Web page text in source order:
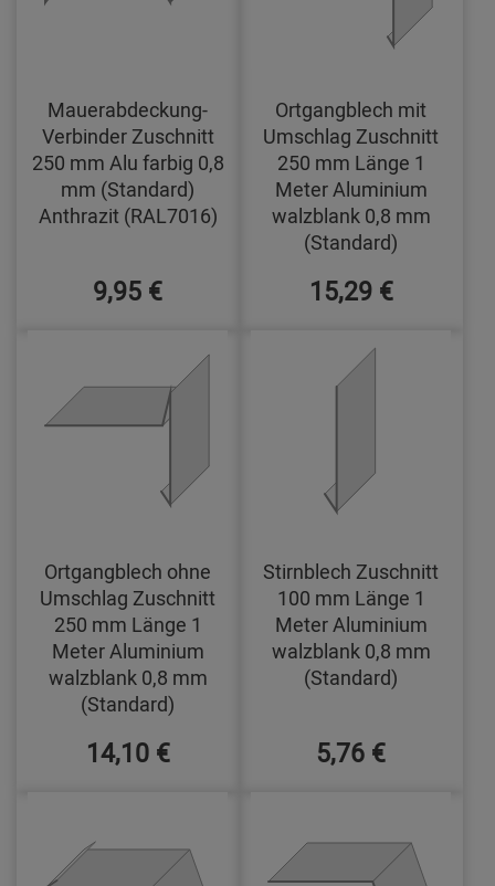
Mauerabdeckung-
Verbinder Zuschnitt
250 mm Alu farbig 0,8
mm (Standard)
Anthrazit (RAL7016)
9,95 €
Ortgangblech mit
Umschlag Zuschnitt
250 mm Länge 1
Meter Aluminium
walzblank 0,8 mm
(Standard)
15,29 €
Ortgangblech ohne
Umschlag Zuschnitt
250 mm Länge 1
Meter Aluminium
walzblank 0,8 mm
(Standard)
14,10 €
Stirnblech Zuschnitt
100 mm Länge 1
Meter Aluminium
walzblank 0,8 mm
(Standard)
5,76 €